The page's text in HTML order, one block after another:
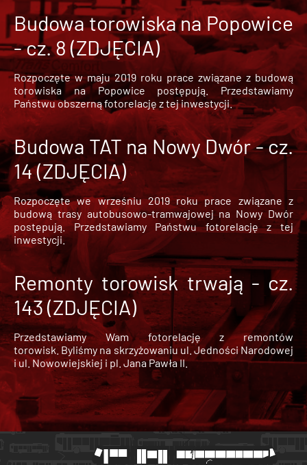
Budowa torowiska na Popowice
- cz. 8 (ZDJĘCIA)
Rozpoczęte w maju 2019 roku prace związane z budową
torowiska na Popowice
postępują. Przedstawiamy
Państwu obszerną fotorelację z tej inwestycji.
Budowa TAT na Nowy Dwór - cz.
14 (ZDJĘCIA)
Rozpoczęte we wrześniu 2019 roku prace związane z
budową trasy autobusowo-tramwajowej na Nowy Dwór
postępują. Przedstawiamy Państwu fotorelację z tej
inwestycji.
Remonty torowisk trwają - cz.
143 (ZDJĘCIA)
Przedstawiamy Wam fotorelację z remontów
torowisk. Byliśmy na skrzyżowaniu ul. Jedności Narodowej
i ul. Nowowiejskiej i pl. Jana Pawła II.